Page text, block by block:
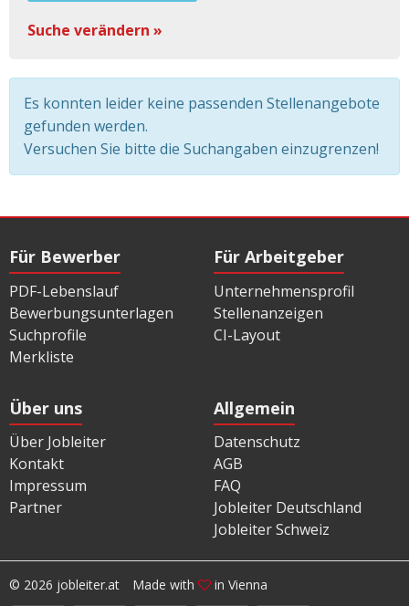
Suche verändern »
Es konnten leider keine passenden Stellenangebote
gefunden werden.
Versuchen Sie bitte die Suchangaben einzugrenzen!
Für Bewerber
PDF-Lebenslauf
Bewerbungsunterlagen
Suchprofile
Merkliste
Für Arbeitgeber
Unternehmensprofil
Stellenanzeigen
CI-Layout
Über uns
Über Jobleiter
Kontakt
Impressum
Partner
Allgemein
Datenschutz
AGB
FAQ
Jobleiter Deutschland
Jobleiter Schweiz
© 2026 jobleiter.at Made with in Vienna